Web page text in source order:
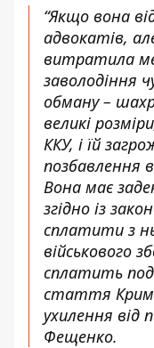
“Якщо вона
адвокатів,
витратила
обману –
великі
ККУ, і їй
позбавлення
Вона має
згідно із
сплатити з
військового
сплатить
стаття
ухилення від
Фещенко.